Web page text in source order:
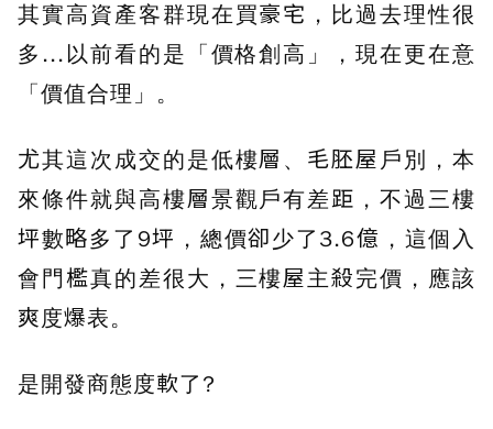
其實高資產客群現在買豪宅，比過去理性很
多...以前看的是「價格創高」，現在更在意
「價值合理」。
尤其這次成交的是低樓層、毛胚屋戶別，本
來條件就與高樓層景觀戶有差距，不過三樓
坪數略多了9坪，總價卻少了3.6億，這個入
會門檻真的差很大，三樓屋主殺完價，應該
爽度爆表。
是開發商態度軟了?